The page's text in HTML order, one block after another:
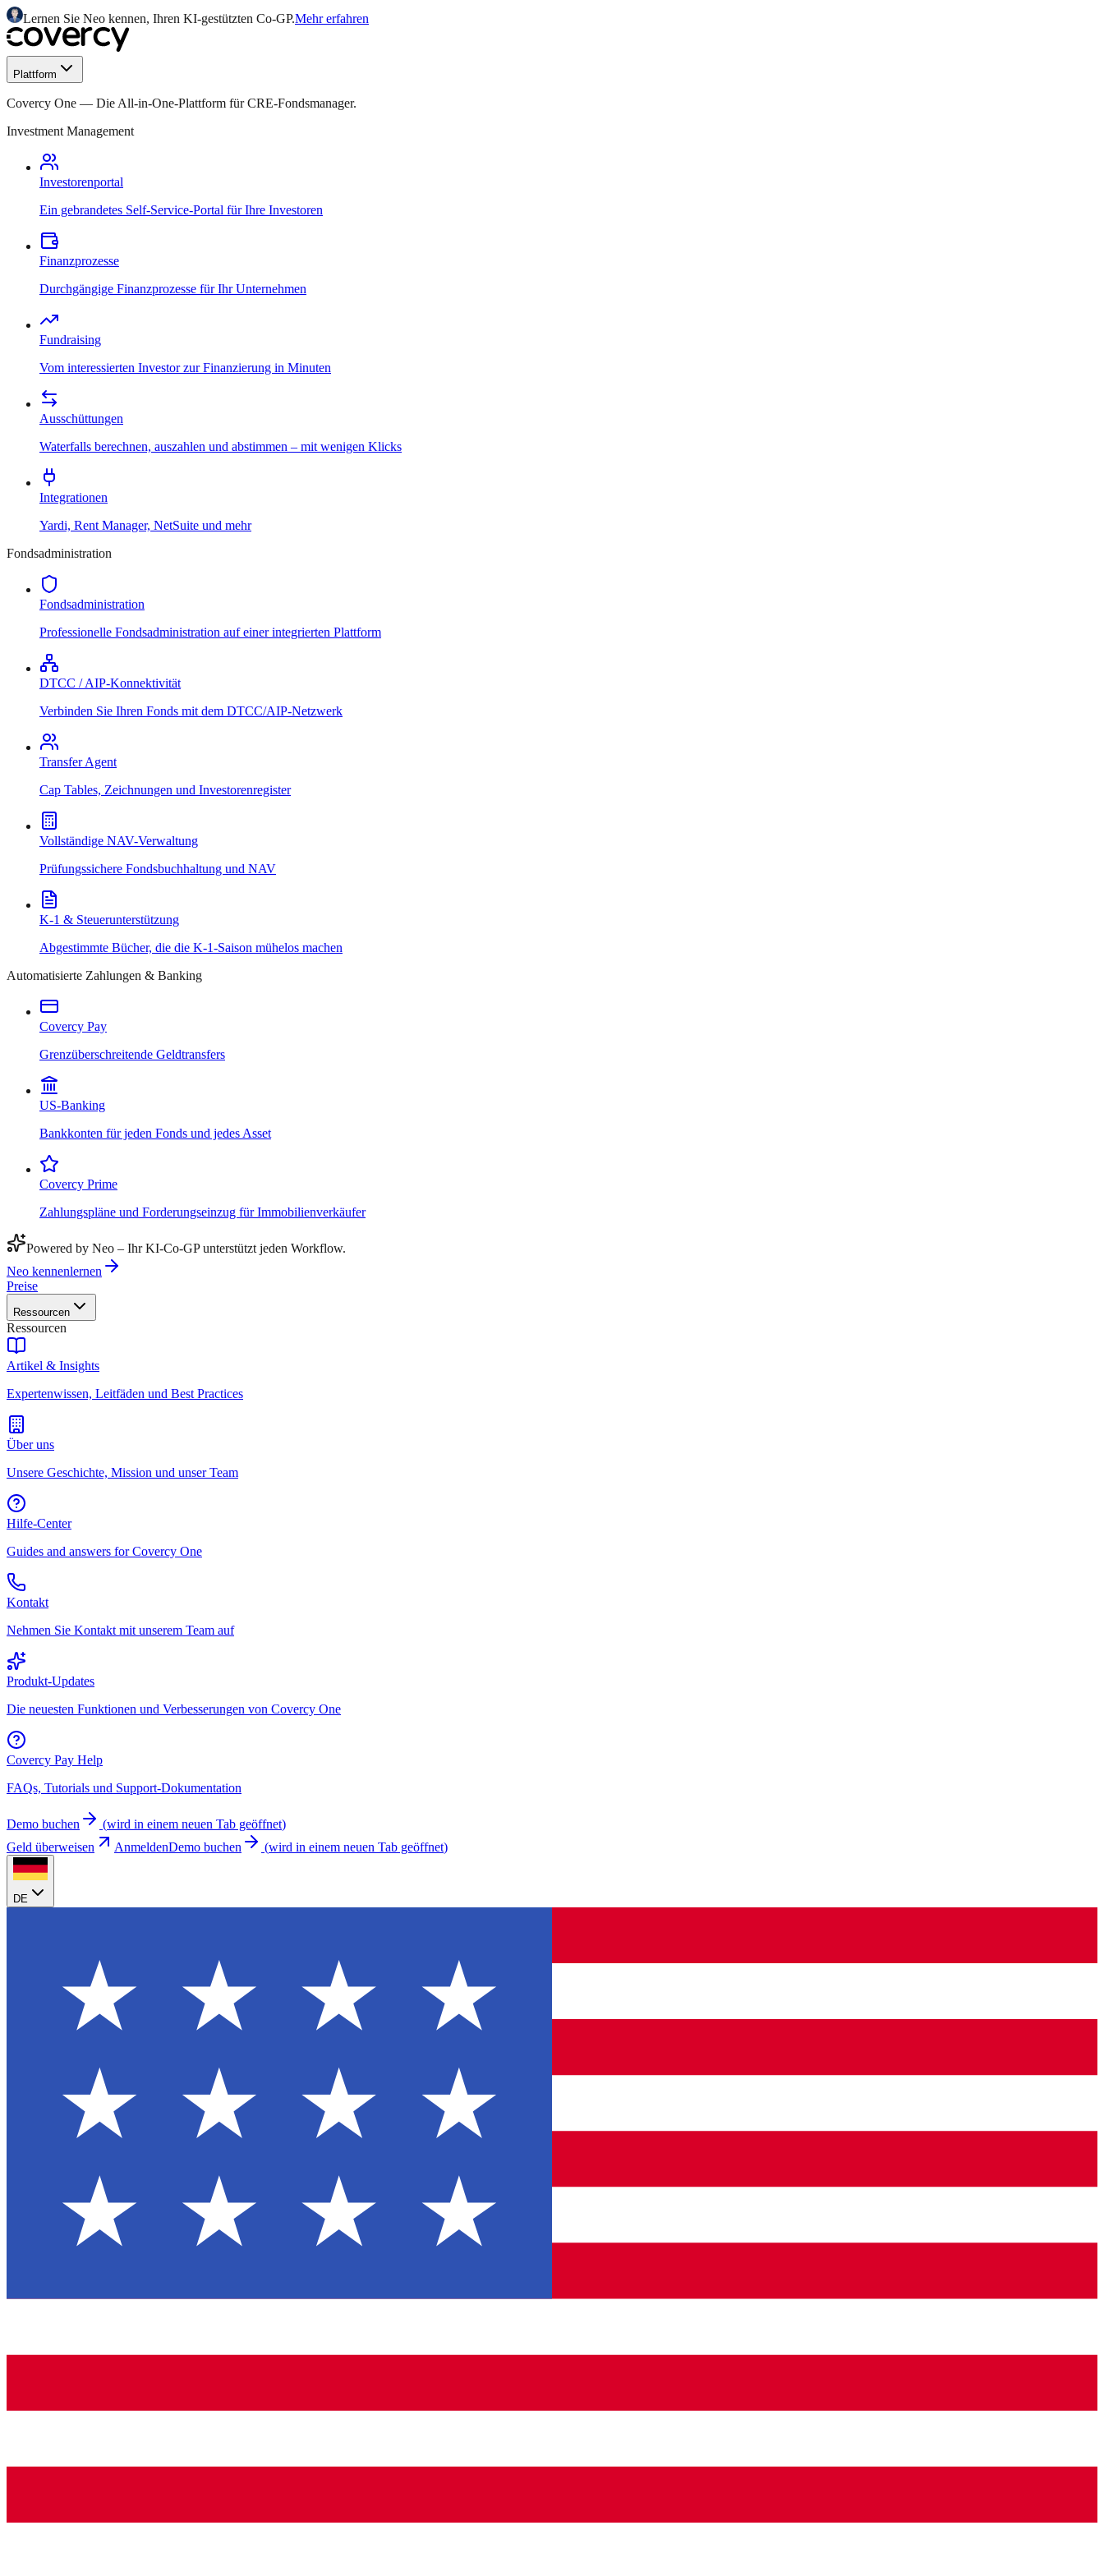
Lernen Sie Neo kennen, Ihren KI-gestützten Co-GP.Mehr erfahren
Plattform
Covercy One — Die All-in-One-Plattform für CRE-Fondsmanager.
Investment Management
Investorenportal
Ein gebrandetes Self-Service-Portal für Ihre Investoren
Finanzprozesse
Durchgängige Finanzprozesse für Ihr Unternehmen
Fundraising
Vom interessierten Investor zur Finanzierung in Minuten
Ausschüttungen
Waterfalls berechnen, auszahlen und abstimmen – mit wenigen Klicks
Integrationen
Yardi, Rent Manager, NetSuite und mehr
Fondsadministration
Fondsadministration
Professionelle Fondsadministration auf einer integrierten Plattform
DTCC / AIP-Konnektivität
Verbinden Sie Ihren Fonds mit dem DTCC/AIP-Netzwerk
Transfer Agent
Cap Tables, Zeichnungen und Investorenregister
Vollständige NAV-Verwaltung
Prüfungssichere Fondsbuchhaltung und NAV
K-1 & Steuerunterstützung
Abgestimmte Bücher, die die K-1-Saison mühelos machen
Automatisierte Zahlungen & Banking
Covercy Pay
Grenzüberschreitende Geldtransfers
US-Banking
Bankkonten für jeden Fonds und jedes Asset
Covercy Prime
Zahlungspläne und Forderungseinzug für Immobilienverkäufer
Powered by Neo – Ihr KI-Co-GP unterstützt jeden Workflow.
Neo kennenlernen
Preise
Ressourcen
Ressourcen
Artikel & Insights
Expertenwissen, Leitfäden und Best Practices
Über uns
Unsere Geschichte, Mission und unser Team
Hilfe-Center
Guides and answers for Covercy One
Kontakt
Nehmen Sie Kontakt mit unserem Team auf
Produkt-Updates
Die neuesten Funktionen und Verbesserungen von Covercy One
Covercy Pay Help
FAQs, Tutorials und Support-Dokumentation
Demo buchen (wird in einem neuen Tab geöffnet)
Geld überweisen
AnmeldenDemo buchen (wird in einem neuen Tab geöffnet)
DE